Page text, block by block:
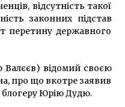
відсутність такої
законних підстав
перетину державного
відомий своєю
про що вкотре заявив
блогеру Юрію Дудю.